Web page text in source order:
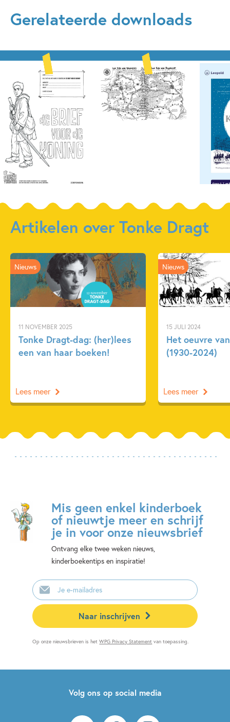
Gerelateerde downloads
Artikelen over Tonke Dragt
11 NOVEMBER 2025
Tonke Dragt-dag: (her)lees
een van haar boeken!
Nieuws
Lees meer
15 JULI 2024
Het oeuvre
(1930-2024)
Nieuws
Lees meer
Mis geen enkel kinderboek
of nieuwtje meer en schrijf
je in voor onze nieuwsbrief
Ontvang elke twee weken nieuws,
kinderboekentips en inspiratie!
E-
mailadres
Naar inschrijven
Op onze nieuwsbrieven is hetWPG Privacy Statement van toepassing.
Volg ons op social media